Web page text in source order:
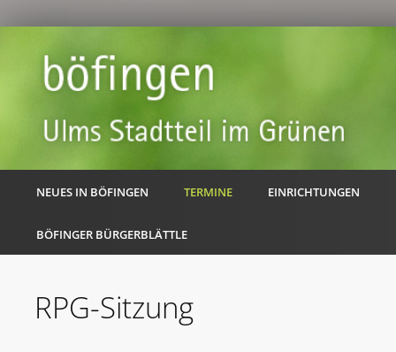
NEUES IN BÖFINGEN TERMINE EINRICHTUNGEN
BÖFINGER BÜRGERBLÄTTLE
RPG-Sitzung